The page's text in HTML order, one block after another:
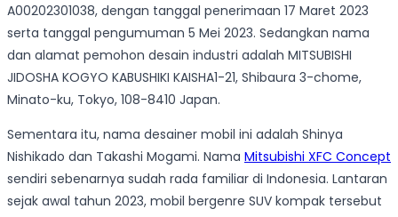
A00202301038, dengan tanggal penerimaan 17 Maret 2023
serta tanggal pengumuman 5 Mei 2023. Sedangkan nama
dan alamat pemohon desain industri adalah MITSUBISHI
JIDOSHA KOGYO KABUSHIKI KAISHA1-21, Shibaura 3-chome,
Minato-ku, Tokyo, 108-8410 Japan.
Sementara itu, nama desainer mobil ini adalah Shinya
Nishikado dan Takashi Mogami. Nama Mitsubishi XFC Concept
sendiri sebenarnya sudah rada familiar di Indonesia. Lantaran
sejak awal tahun 2023, mobil bergenre SUV kompak tersebut